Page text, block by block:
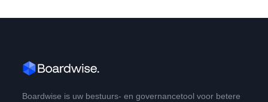
Boardwise is uw bestuurs- en governancetool voor betere